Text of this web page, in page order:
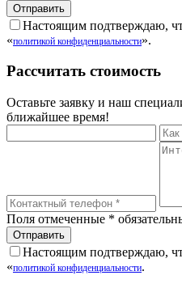
Настоящим подтверждаю,
«политикой конфиденциальности».
Рассчитать стоимость
Оставьте заявку и наш
ближайшее время!
Поля отмеченные *
Настоящим подтверждаю,
«политикой конфиденциальности.